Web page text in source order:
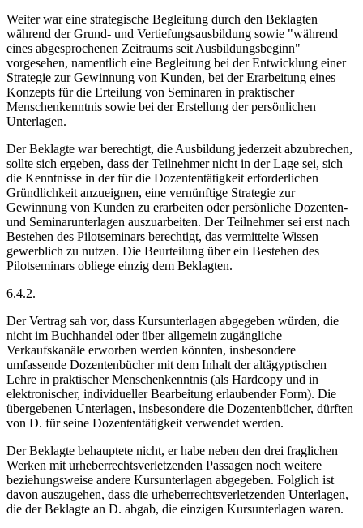
Weiter war eine strategische Begleitung durch den Beklagten
während der Grund- und Vertiefungsausbildung sowie "während
eines abgesprochenen Zeitraums seit Ausbildungsbeginn"
vorgesehen, namentlich eine Begleitung bei der Entwicklung einer
Strategie zur Gewinnung von Kunden, bei der Erarbeitung eines
Konzepts für die Erteilung von Seminaren in praktischer
Menschenkenntnis sowie bei der Erstellung der persönlichen
Unterlagen.
Der Beklagte war berechtigt, die Ausbildung jederzeit abzubrechen,
sollte sich ergeben, dass der Teilnehmer nicht in der Lage sei, sich
die Kenntnisse in der für die Dozententätigkeit erforderlichen
Gründlichkeit anzueignen, eine vernünftige Strategie zur
Gewinnung von Kunden zu erarbeiten oder persönliche Dozenten-
und Seminarunterlagen auszuarbeiten. Der Teilnehmer sei erst nach
Bestehen des Pilotseminars berechtigt, das vermittelte Wissen
gewerblich zu nutzen. Die Beurteilung über ein Bestehen des
Pilotseminars obliege einzig dem Beklagten.
6.4.2.
Der Vertrag sah vor, dass Kursunterlagen abgegeben würden, die
nicht im Buchhandel oder über allgemein zugängliche
Verkaufskanäle erworben werden könnten, insbesondere
umfassende Dozentenbücher mit dem Inhalt der altägyptischen
Lehre in praktischer Menschenkenntnis (als Hardcopy und in
elektronischer, individueller Bearbeitung erlaubender Form). Die
übergebenen Unterlagen, insbesondere die Dozentenbücher, dürften
von D. für seine Dozententätigkeit verwendet werden.
Der Beklagte behauptete nicht, er habe neben den drei fraglichen
Werken mit urheberrechtsverletzenden Passagen noch weitere
beziehungsweise andere Kursunterlagen abgegeben. Folglich ist
davon auszugehen, dass die urheberrechtsverletzenden Unterlagen,
die der Beklagte an D. abgab, die einzigen Kursunterlagen waren.